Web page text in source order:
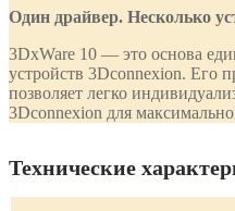
Один драйвер. Несколько
3DxWare 10 — это основа
устройств 3Dconnexion. Его
позволяет легко
3Dconnexion для
Технические